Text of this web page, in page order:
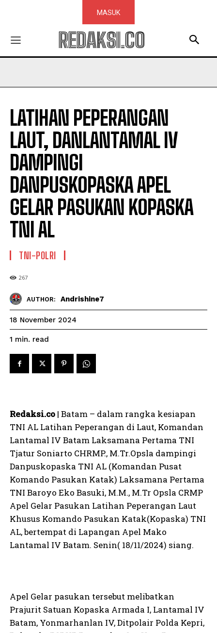
MASUK
REDAKSI.CO
LATIHAN PEPERANGAN
LAUT, DANLANTAMAL IV
DAMPINGI
DANPUSKOPASKA APEL
GELAR PASUKAN KOPASKA
TNI AL
TNI-POLRI
267
AUTHOR: Andrishine7
18 November 2024
1 min. read
Redaksi.co | Batam – dalam rangka kesiapan
TNI AL Latihan Peperangan di Laut, Komandan
Lantamal IV Batam Laksamana Pertama TNI
Tjatur Soniarto CHRMP., M.Tr.Opsla dampingi
Danpuskopaska TNI AL (Komandan Pusat
Komando Pasukan Katak) Laksamana Pertama
TNI Baroyo Eko Basuki, M.M., M.Tr Opsla CRMP
Apel Gelar Pasukan Latihan Peperangan Laut
Khusus Komando Pasukan Katak(Kopaska) TNI
AL, bertempat di Lapangan Apel Mako
Lantamal IV Batam. Senin( 18/11/2024) siang.
Apel Gelar pasukan tersebut melibatkan
Prajurit Satuan Kopaska Armada I, Lantamal IV
Batam, Yonmarhanlan IV, Ditpolair Polda Kepri,